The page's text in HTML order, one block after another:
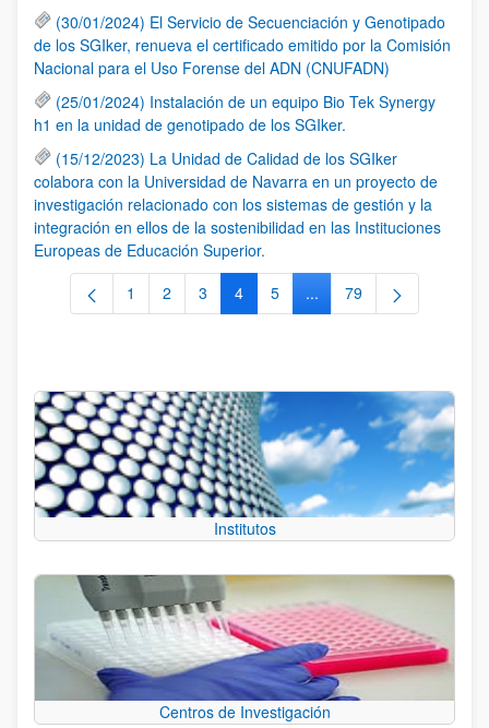
(30/01/2024) El Servicio de Secuenciación y Genotipado
de los SGIker, renueva el certificado emitido por la Comisión
Nacional para el Uso Forense del ADN (CNUFADN)
(25/01/2024) Instalación de un equipo Bio Tek Synergy
h1 en la unidad de genotipado de los SGIker.
(15/12/2023) La Unidad de Calidad de los SGIker
colabora con la Universidad de Navarra en un proyecto de
investigación relacionado con los sistemas de gestión y la
integración en ellos de la sostenibilidad en las Instituciones
Europeas de Educación Superior.
Página
1 Página
2 Página
3 Página
4 Página
5 ...Páginas intermedias
Página
79
Institutos
Centros de Investigación